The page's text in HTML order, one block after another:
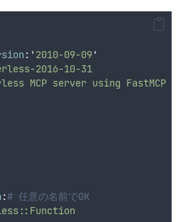
: ' 2010-09-09'
2016-10-31
MCP server using FastMCP on
:# 任意の名前でOK